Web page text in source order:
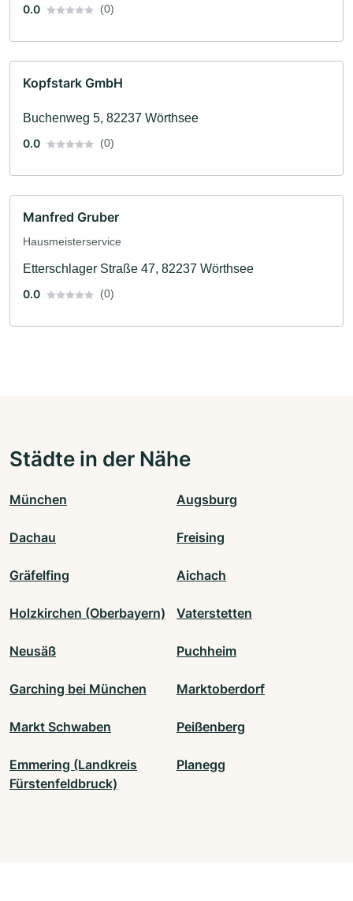
0.0 (0)
Kopfstark GmbH
Buchenweg 5, 82237 Wörthsee
0.0
(0)
Manfred Gruber
Hausmeisterservice
Etterschlager Straße 47, 82237 Wörthsee
0.0
(0)
Städte in der Nähe
München Augsburg
Dachau Freising
Gräfelfing Aichach
Holzkirchen (Oberbayern) Vaterstetten
Neusäß Puchheim
Garching bei München Marktoberdorf
Markt Schwaben Peißenberg
Emmering (Landkreis
Fürstenfeldbruck)
Planegg